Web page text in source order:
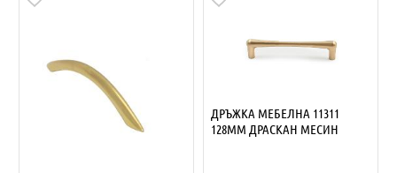
ДРЪЖКА МЕБЕЛНА 11311
128ММ ДРАСКАН МЕСИН